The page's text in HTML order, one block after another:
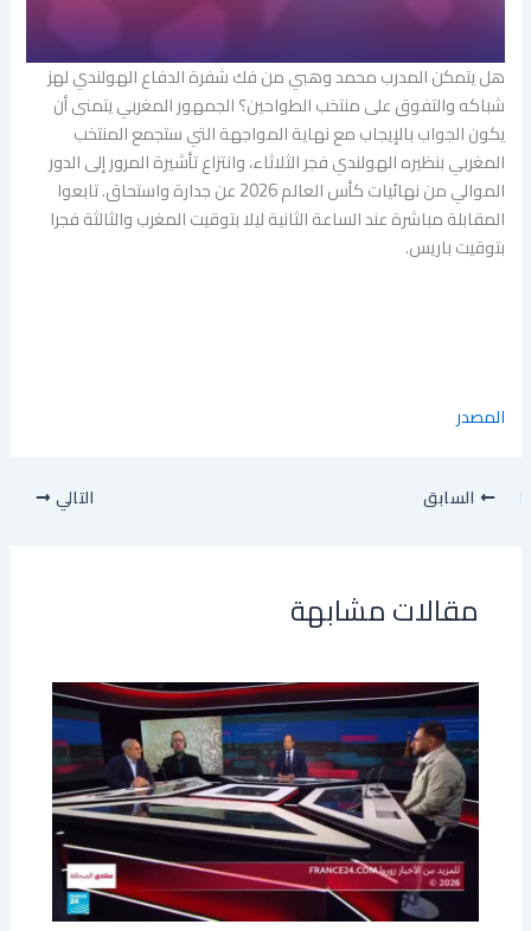
هل يتمكن المدرب محمد وهبي من فك شفرة الدفاع الهولندي لهز
شباكه والتفوق على منتخب الطواحين؟ الجمهور المغربي يتمنى أن
يكون الجواب بالإيجاب مع نهاية المواجهة التي ستجمع المنتخب
المغربي بنظيره الهولندي فجر الثلاثاء، وانتزاع تأشيرة المرور إلى الدور
الموالي من نهائيات كأس العالم 2026 عن جدارة واستحاق. تابعوا
المقابلة مباشرة عند الساعة الثانية ليلا بتوقيت المغرب والثالثة فجرا
بتوقيت باريس.
المصدر
السابق التالي
مقالات مشابهة